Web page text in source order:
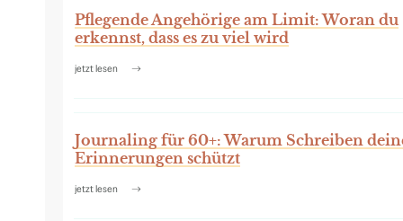
Pflegende Angehörige am Limit: Woran du
erkennst, dass es zu viel wird
jetzt lesen
Journaling für 60+: Warum Schreiben
Erinnerungen schützt
jetzt lesen